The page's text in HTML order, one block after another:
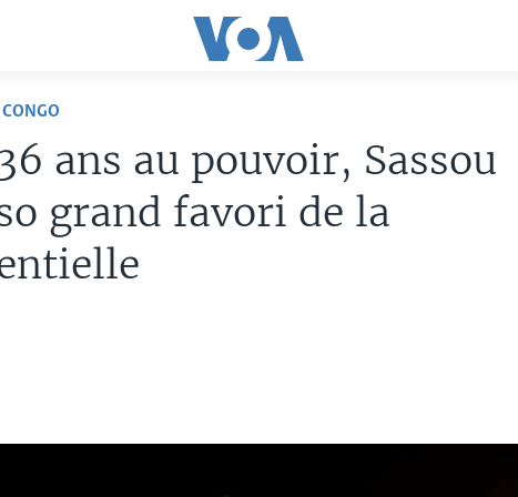
ans au pouvoir, Sassou
grand favori de la